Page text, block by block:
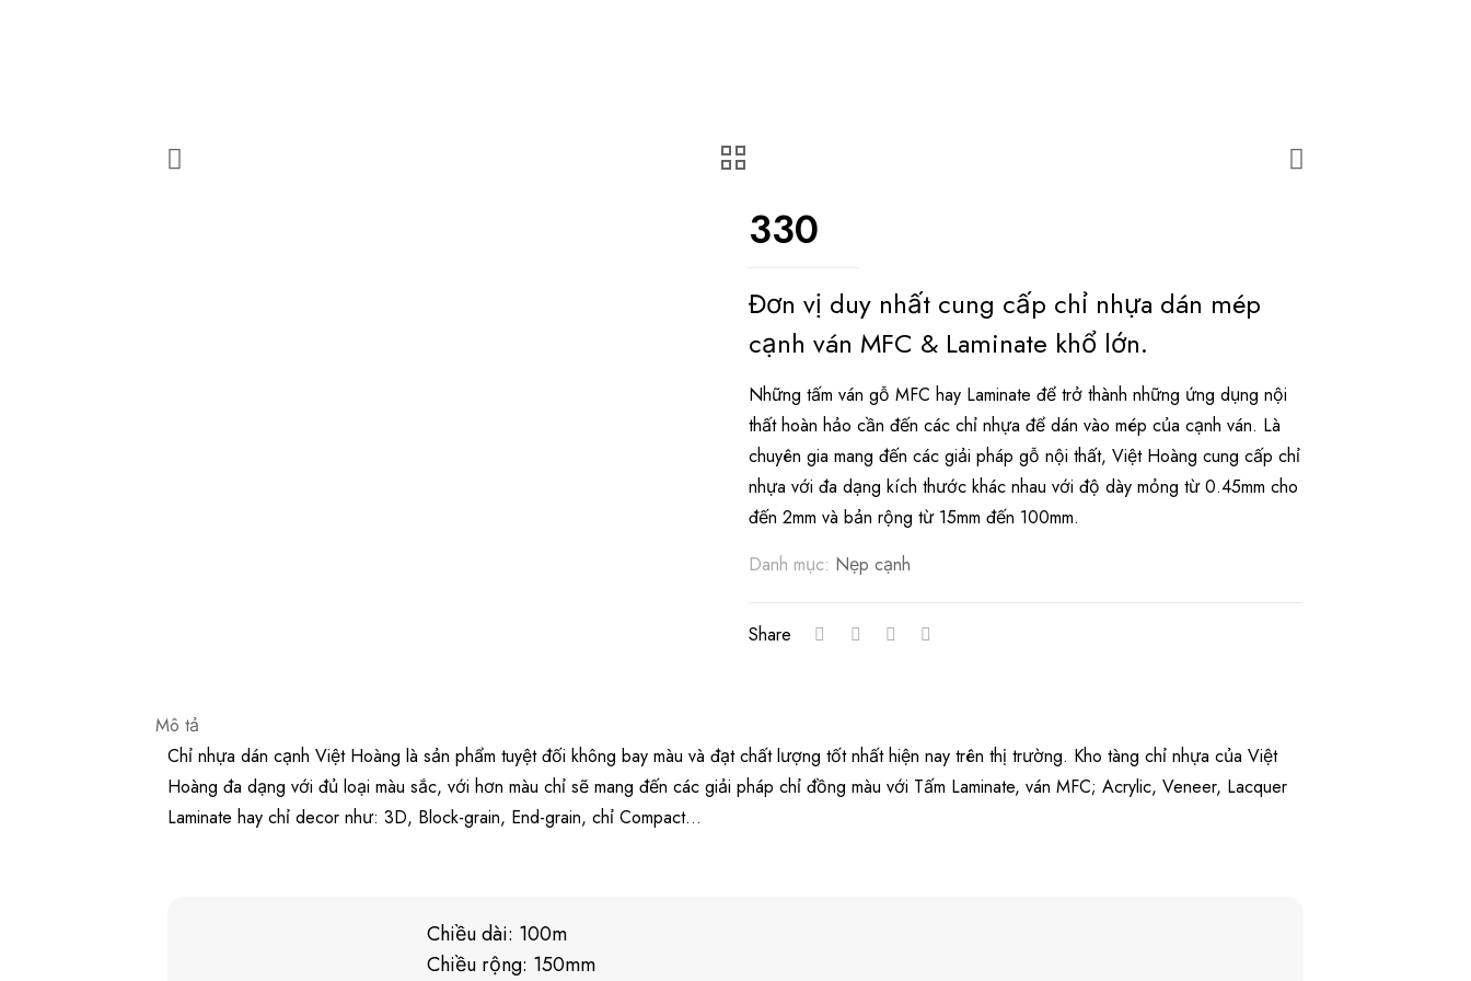
330
Đơn vị duy nhất cung cấp chỉ nhựa dán mép
cạnh ván MFC & Laminate khổ lớn.
Những tấm ván gỗ MFC hay Laminate để trở thành những ứng dụng nội
thất hoàn hảo cần đến các chỉ nhựa để dán vào mép của cạnh ván. Là
chuyên gia mang đến các giải pháp gỗ nội thất, Việt Hoàng cung cấp chỉ
nhựa với đa dạng kích thước khác nhau với độ dày mỏng từ 0.45mm cho
đến 2mm và bản rộng từ 15mm đến 100mm.
Danh mục: Nẹp cạnh
Share
Mô tả
Chỉ nhựa dán cạnh Việt Hoàng là sản phẩm tuyệt đối không bay màu và đạt chất lượng tốt nhất hiện nay trên thị trường. Kho tàng chỉ nhựa của Việt
Hoàng đa dạng với đủ loại màu sắc, với hơn màu chỉ sẽ mang đến các giải pháp chỉ đồng màu với Tấm Laminate, ván MFC; Acrylic, Veneer, Lacquer
Laminate hay chỉ decor như: 3D, Block-grain, End-grain, chỉ Compact…
Chiều dài: 100m
Chiều rộng: 150mm